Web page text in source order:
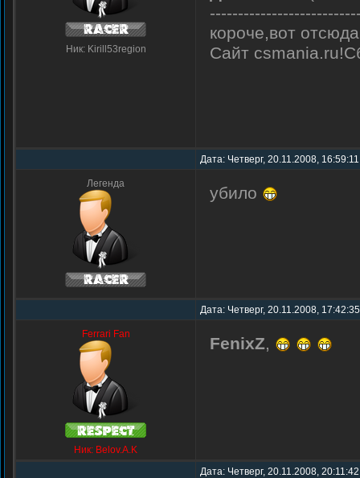
Ник: Kirill53region
короче,вот
Сайт
Дата: Четверг, 20.11.2008,
Легенда убило
Дата: Четверг, 20.11.2008,
Ferrari Fan
Ник: Belov.A.K
FenixZ,
Дата: Четверг, 20.11.2008,